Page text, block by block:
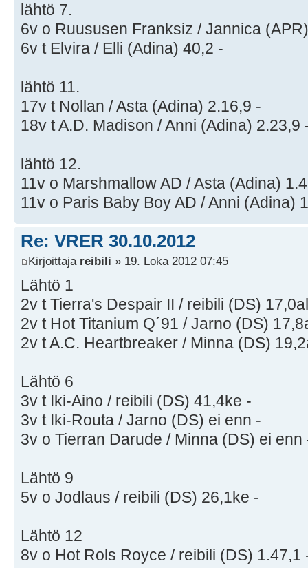
lähtö 7.
6v o Ruususen Franksiz / Jannica
6v t Elvira / Elli (Adina) 40,2 -
lähtö 11.
17v t Nollan / Asta (Adina) 2.16,9 -
18v t A.D. Madison / Anni (Adina) 2.23,9
lähtö 12.
11v o Marshmallow AD / Asta (Adina)
11v o Paris Baby Boy AD / Anni (Adina)
Re: VRER 30.10.2012
Kirjoittaja reibili » 19. Loka 2012 07:45
Lähtö 1
2v t Tierra's Despair II / reibili (DS)
2v t Hot Titanium Q´91 / Jarno (DS)
2v t A.C. Heartbreaker / Minna (DS)
Lähtö 6
3v t Iki-Aino / reibili (DS) 41,4ke -
3v t Iki-Routa / Jarno (DS) ei enn -
3v o Tierran Darude / Minna (DS) ei enn
Lähtö 9
5v o Jodlaus / reibili (DS) 26,1ke -
Lähtö 12
8v o Hot Rols Royce / reibili (DS) 1.47,1